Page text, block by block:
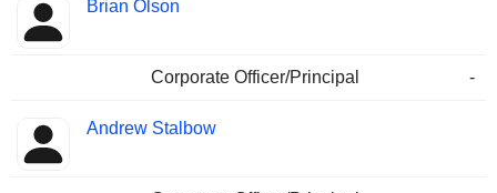
Brian Olson
Corporate Officer/Principal -
Andrew Stalbow